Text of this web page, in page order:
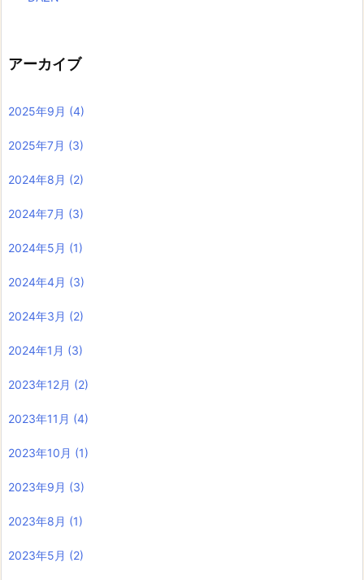
アーカイブ
2025年9月 (4)
2025年7月 (3)
2024年8月 (2)
2024年7月 (3)
2024年5月 (1)
2024年4月 (3)
2024年3月 (2)
2024年1月 (3)
2023年12月 (2)
2023年11月 (4)
2023年10月 (1)
2023年9月 (3)
2023年8月 (1)
2023年5月 (2)